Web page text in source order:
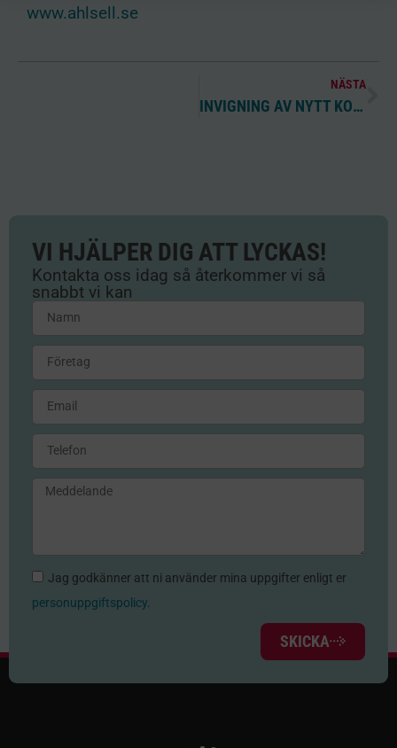
www.ahlsell.se
NÄSTA
INVIGNING AV NYTT KONTOR
VI HJÄLPER DIG ATT LYCKAS!
Kontakta oss idag så återkommer vi så
snabbt vi kan
Jag godkänner att ni använder mina uppgifter enligt er
personuppgiftspolicy
SKICKA